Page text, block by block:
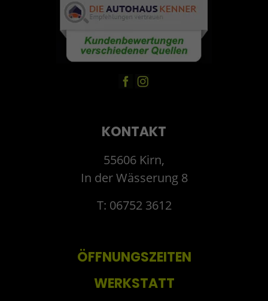
KONTAKT
55606 Kirn,
In der Wässerung 8
T: 06752 3612
ÖFFNUNGSZEITEN
WERKSTATT